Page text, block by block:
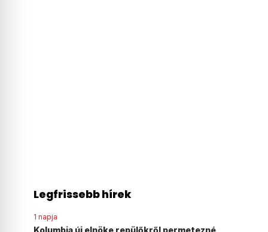
Legfrissebb hírek
1 napja
Agyonvert egy osztrák férfit egy 18 éves